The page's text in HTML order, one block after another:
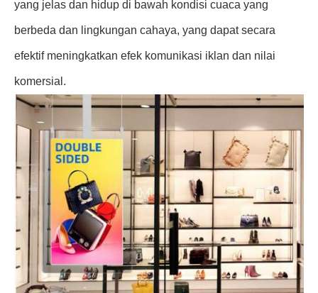
yang jelas dan hidup di bawah kondisi cuaca yang
berbeda dan lingkungan cahaya, yang dapat secara
efektif meningkatkan efek komunikasi iklan dan nilai
komersial.